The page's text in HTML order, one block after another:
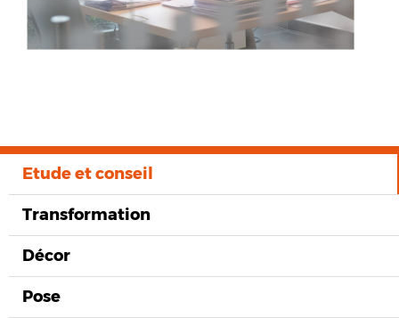
Etude et conseil
Transformation
Décor
Pose